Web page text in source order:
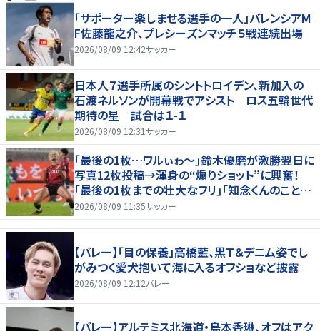
「サポーター楽しませる選手の一人」バレンシアM
F佐藤龍之介、プレシーズンマッチ５戦連続出場
2026/08/09 12:42サッカー
日本人７選手所属のシントトロイデン、新加入の
石渡ネルソンが開幕戦でアシスト ロス五輪世代
期待の星 試合は１-１
2026/08/09 12:31サッカー
｢最後の1枚…ワルぃゎ〜｣鈴木優磨が激勝翌日に
写真12枚投稿→渾身の“煽りショット”に興奮！
｢最後の1枚までの壮大なフリ｣｢知念くんのことど
んだけ好きなんよｗ｣
2026/08/09 11:35サッカー
【バレー】「目の保養」高橋藍、黒Ｔ＆デニム姿でし
がみつく愛犬抱いて海に入るオフショなど披露
2026/08/09 12:12バレー
【バレー】アルテミス北海道・鳥本香琳、オフはアク